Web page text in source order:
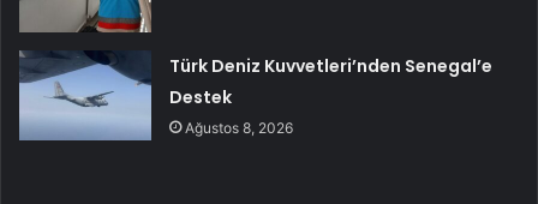
Türk Deniz Kuvvetleri’nden Senegal’e
Destek
Ağustos 8, 2026